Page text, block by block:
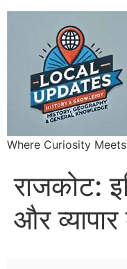
Where Curiosity
राजकोट:
और